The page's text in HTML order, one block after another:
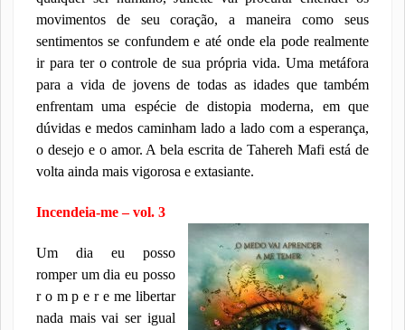
movimentos de seu coração, a maneira como seus
sentimentos se confundem e até onde ela pode realmente
ir para ter o controle de sua própria vida. Uma metáfora
para a vida de jovens de todas as idades que também
enfrentam uma espécie de distopia moderna, em que
dúvidas e medos caminham lado a lado com a esperança,
o desejo e o amor. A bela escrita de Tahereh Mafi está de
volta ainda mais vigorosa e extasiante.
Incendeia-me – vol. 3
Um dia eu posso
romper um dia eu posso
r o m p e r e me libertar
nada mais vai ser igual